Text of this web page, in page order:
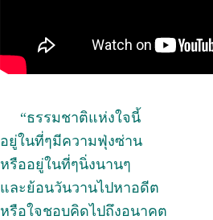
“ธรรมชาติแห่งใจนี้
อยู่ในที่ๆมีความฟุ่งซ่าน
หรืออยู่ในที่ๆนิ่งนานๆ
และย้อนวันวานไปหาอดีต
หรือใจชอบคิดไปถึงอนาคต